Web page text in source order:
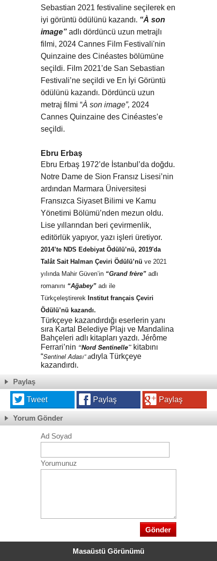
Sebastian 2021 festivaline seçilerek en
iyi görüntü ödülünü kazandı. “À son
image” adlı dördüncü uzun metrajlı
filmi, 2024 Cannes Film Festivali'nin
Quinzaine des Cinéastes bölümüne
seçildi. Film 2021’de San Sebastian
Festivali’ne seçildi ve En İyi Görüntü
ödülünü kazandı. Dördüncü uzun
metraj filmi “À son image”, 2024
Cannes Quinzaine des Cinéastes’e
seçildi.
Ebru Erbaş
Ebru Erbaş 1972’de İstanbul’da doğdu.
Notre Dame de Sion Fransız Lisesi’nin
ardından Marmara Üniversitesi
Fransızca Siyaset Bilimi ve Kamu
Yönetimi Bölümü’nden mezun oldu.
Lise yıllarından beri çevirmenlik,
editörlük yapıyor, yazı işleri üretiyor.
2014’te NDS Edebiyat Ödülü’nü, 2019'da
Talât Sait Halman Çeviri Ödülü’nü ve 2021
yılında Mahir Güven’in “Grand frère” adlı
romanını “Ağabey” adı ile
Türkçeleştirerek Institut français Çeviri
Ödülü’nü kazandı.
Türkçeye kazandırdığı eserlerin yanı
sıra Kartal Belediye Plajı ve Mandalina
Bahçeleri adlı kitapları yazdı. Jérôme
Ferrari’nin “Nord Sentinelle” kitabını
“Sentinel Adası” adıyla Türkçeye
kazandırdı.
Paylaş
Tweet Paylaş Paylaş
Yorum Gönder
Ad Soyad
Yorumunuz
Masaüstü Görünümü